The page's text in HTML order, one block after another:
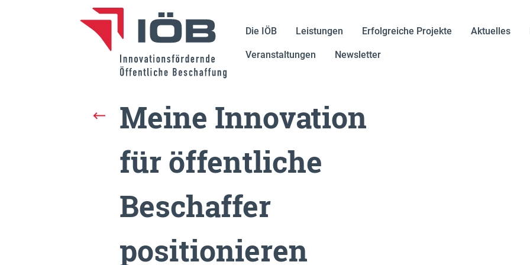
Die IÖB Leistungen Erfolgreiche Projekte Aktuelles
Veranstaltungen Newsletter
Meine Innovation
für öffentliche
Beschaffer
positionieren